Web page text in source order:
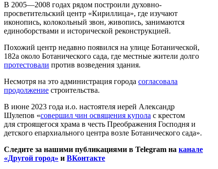
В 2005—2008 годах рядом построили духовно-
просветительский центр «Кириллица», где изучают
иконопись, колокольный звон, живопись, занимаются
единоборствами и исторической реконструкцией.
Похожий центр недавно появился на улице Ботанической,
182а около Ботанического сада, где местные жители долго
протестовали против возведения здания.
Несмотря на это администрация города согласовала
продолжение строительства.
В июне 2023 года и.о. настоятеля иерей Александр
Шулепов «совершил чин освящения купола с крестом
для строящегося храма в честь Преображения Господня и
детского епархиального центра возле Ботанического сада».
Следите за нашими публикациями в Telegram на канале
«Другой город» и ВКонтакте